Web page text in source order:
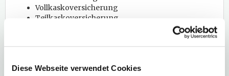
Diese Webseite verwendet Cookies
Vollkaskoversicherung
Teilkaskoversicherung
Autoschutzbrief
2. Beruf und Leben: